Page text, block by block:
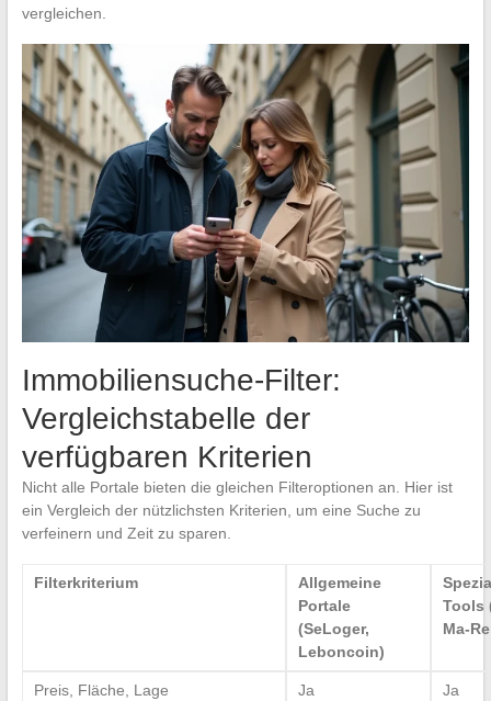
vergleichen.
Immobiliensuche-Filter:
Vergleichstabelle der
verfügbaren Kriterien
Nicht alle Portale bieten die gleichen Filteroptionen an. Hier ist
ein Vergleich der nützlichsten Kriterien, um eine Suche zu
verfeinern und Zeit zu sparen.
Filterkriterium
Allgemeine
Portale
(SeLoger,
Leboncoin)
Tools
Ma-
Preis, Fläche, Lage Ja Ja